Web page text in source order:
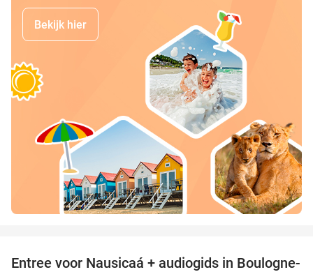
Bekijk hier
Entree voor Nausicaá + audiogids in Boulogne-